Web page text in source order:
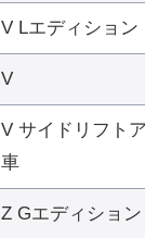
V Lエディション
V
V サイドリフト
車
Z Gエディション